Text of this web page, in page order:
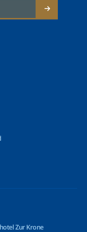
Zur Krone